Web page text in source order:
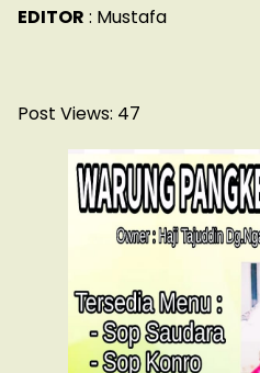
EDITOR : Mustafa
Post Views: 47